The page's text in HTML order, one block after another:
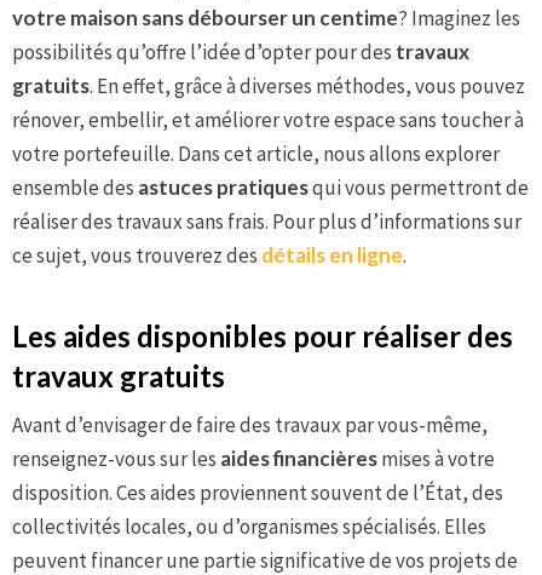
votre maison sans débourser un centime? Imaginez les
possibilités qu’offre l’idée d’opter pour des travaux
gratuits. En effet, grâce à diverses méthodes, vous pouvez
rénover, embellir, et améliorer votre espace sans toucher à
votre portefeuille. Dans cet article, nous allons explorer
ensemble des astuces pratiquesqui vous permettront de
réaliser des travaux sans frais. Pour plus d’informations sur
ce sujet, vous trouverez des détails en ligne.
Les aides disponibles pour réaliser des
travaux gratuits
Avant d’envisager de faire des travaux par vous-même,
renseignez-vous sur les aides financièresmises à votre
disposition. Ces aides proviennent souvent de l’État, des
collectivités locales, ou d’organismes spécialisés. Elles
peuvent financer une partie significative de vos projets de